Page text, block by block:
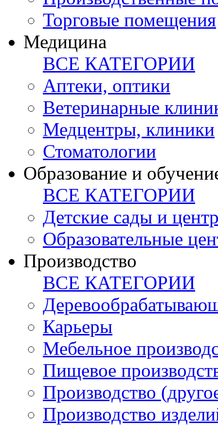
Торговые помещения
Медицина
ВСЕ КАТЕГОРИИ
Аптеки, оптики
Ветеринарные
Медцентры, клиники
Стоматологии
Образование и
ВСЕ КАТЕГОРИИ
Детские сады и
Образовательные
Производство
ВСЕ КАТЕГОРИИ
Карьеры
Мебельное
Пищевое
Производство
Производство